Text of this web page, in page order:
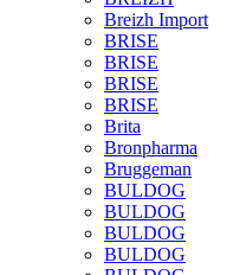
Breizh Import
BRISE
BRISE
BRISE
BRISE
Brita
Bronpharma
Bruggeman
BULDOG
BULDOG
BULDOG
BULDOG